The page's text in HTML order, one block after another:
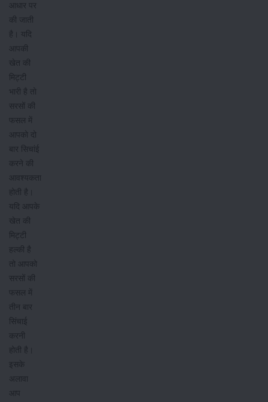
आधार पर
की जाती
है। यदि
आपकी
खेत की
मिट्टी
भारी है तो
सरसों की
फसल में
आपको दो
बार सिचांई
करने की
आवश्यकता
होती है।
यदि आपके
खेत की
मिट्टी
हल्की है
तो आपको
सरसों की
फसल में
तीन बार
सिंचाई
करनी
होती है।
इसके
अलावा
आप